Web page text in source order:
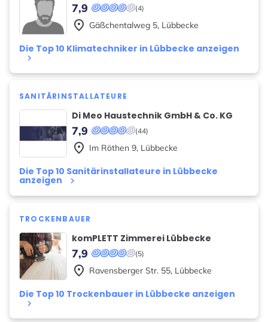
(4)
7,9
Die Top 10 Klimatechniker in Lübbecke anzeigen
keyboard_arrow_right
place Gäßchentalweg 5, Lübbecke
SANITÄRINSTALLATEURE
Di Meo Haustechnik GmbH & Co. KG
(44)
7,9
Die Top 10 Sanitärinstallateure in Lübbecke
anzeigen keyboard_arrow_right
place Im Röthen 9, Lübbecke
TROCKENBAUER
komPLETT Zimmerei Lübbecke
(5)
7,9
Die Top 10 Trockenbauer in Lübbecke anzeigen
keyboard_arrow_right
place Ravensberger Str. 55, Lübbecke